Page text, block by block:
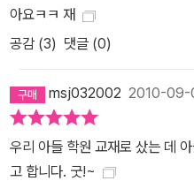
아요ㅋㅋ 재
공감 (3) 댓글 (0)
msj032002 2010-09-
우리 아들 학원 교재로 샀는 데
고 합니다. 굿!~